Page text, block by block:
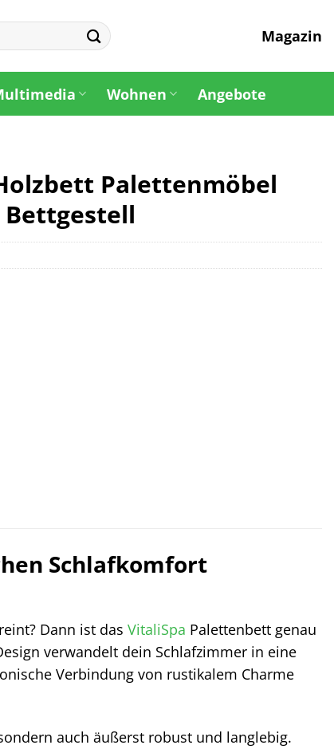
Magazin
Wohnen Angebote
Palettenmöbel
Schlafkomfort
Dann ist das VitaliSpa Palettenbett genau
verwandelt dein Schlafzimmer in eine
Verbindung von rustikalem Charme
auch äußerst robust und langlebig.